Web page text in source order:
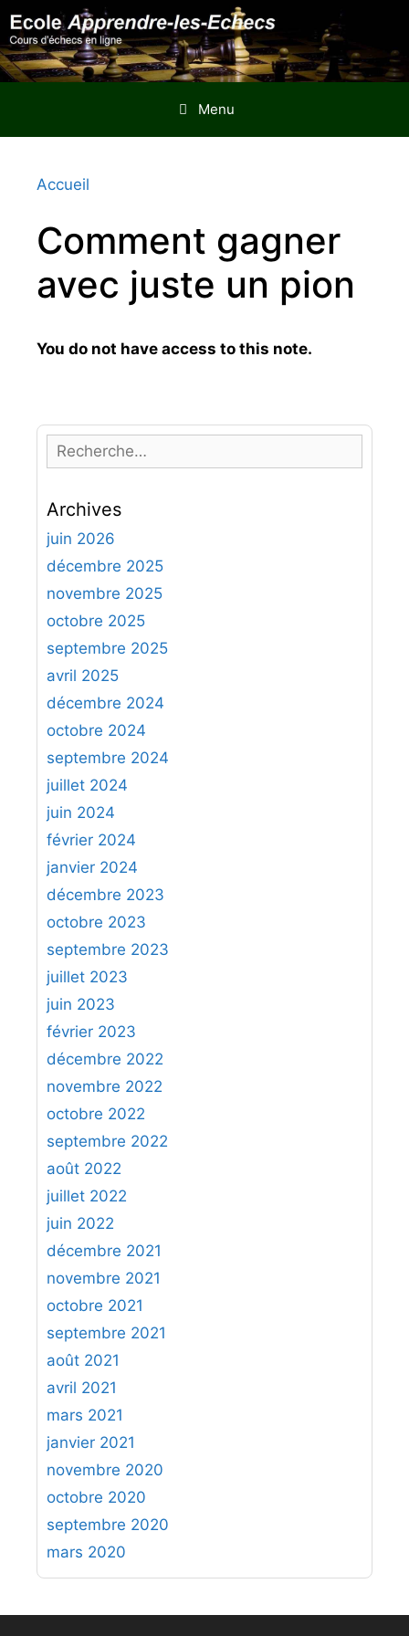
Aller
au
contenu
Menu
Accueil
Comment gagner
avec juste un pion
You do not have access to this note.
e
h
e
r
h
e
r
:
Archives
juin 2026
décembre 2025
novembre 2025
octobre 2025
septembre 2025
avril 2025
décembre 2024
octobre 2024
septembre 2024
juillet 2024
juin 2024
février 2024
janvier 2024
décembre 2023
octobre 2023
septembre 2023
juillet 2023
juin 2023
février 2023
décembre 2022
novembre 2022
octobre 2022
septembre 2022
août 2022
juillet 2022
juin 2022
décembre 2021
novembre 2021
octobre 2021
septembre 2021
août 2021
avril 2021
mars 2021
janvier 2021
novembre 2020
octobre 2020
septembre 2020
mars 2020